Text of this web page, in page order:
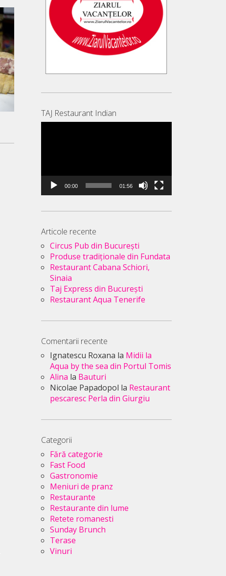
TAJ Restaurant Indian
00:00 01:56
Articole recente
Circus Pub din București
Produse tradiționale din Fundata
Restaurant Cabana Schiori,
Sinaia
Taj Express din București
Restaurant Aqua Tenerife
Comentarii recente
Ignatescu Roxana la Midii la
Aqua by the sea din Portul Tomis
Alina la Bauturi
Nicolae Papadopol la Restaurant
pescaresc Perla din Giurgiu
Categorii
Fără categorie
Fast Food
Gastronomie
Meniuri de pranz
Restaurante
Restaurante din lume
Retete romanesti
Sunday Brunch
Terase
Vinuri